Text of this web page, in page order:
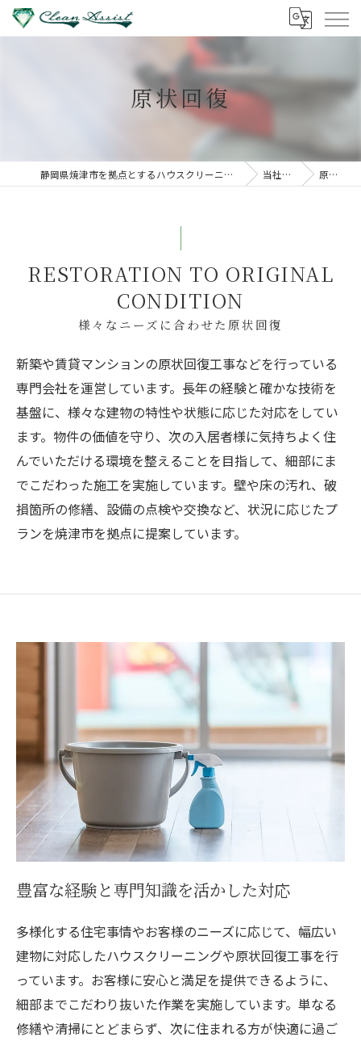
原状回復
静岡県焼津市を拠点とするハウスクリーニングならクリーンアシスト 当社の特徴 原状回復
様々なニーズに合わせた原状回復
RESTORATION TO ORIGINAL
CONDITION
新築や賃貸マンションの原状回復工事などを行っている
専門会社を運営しています。長年の経験と確かな技術を
基盤に、様々な建物の特性や状態に応じた対応をしてい
ます。物件の価値を守り、次の入居者様に気持ちよく住
んでいただける環境を整えることを目指して、細部にま
でこだわった施工を実施しています。壁や床の汚れ、破
損箇所の修繕、設備の点検や交換など、状況に応じたプ
ランを焼津市を拠点に提案しています。
豊富な経験と専門知識を活かした対応
多様化する住宅事情やお客様のニーズに応じて、幅広い
建物に対応したハウスクリーニングや原状回復工事を行
っています。お客様に安心と満足を提供できるように、
細部までこだわり抜いた作業を実施しています。単なる
修繕や清掃にとどまらず、次に住まれる方が快適に過ご